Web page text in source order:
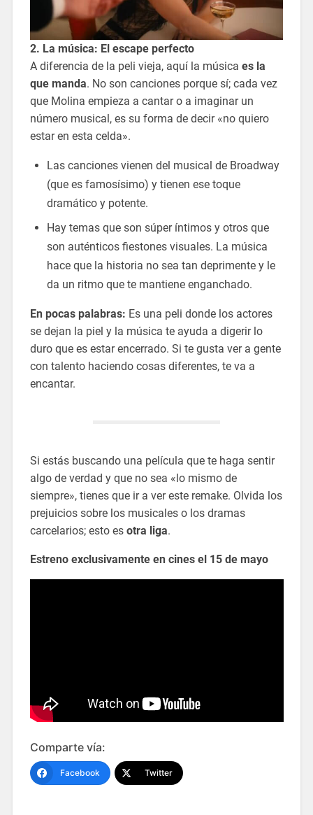
2. La música: El escape perfecto
A diferencia de la peli vieja, aquí la música es la
que manda. No son canciones porque sí; cada vez
que Molina empieza a cantar o a imaginar un
número musical, es su forma de decir «no quiero
estar en esta celda».
Las canciones vienen del musical de Broadway
(que es famosísimo) y tienen ese toque
dramático y potente.
Hay temas que son súper íntimos y otros que
son auténticos fiestones visuales. La música
hace que la historia no sea tan deprimente y le
da un ritmo que te mantiene enganchado.
En pocas palabras: Es una peli donde los actores
se dejan la piel y la música te ayuda a digerir lo
duro que es estar encerrado. Si te gusta ver a gente
con talento haciendo cosas diferentes, te va a
encantar.
Si estás buscando una película que te haga sentir
algo de verdad y que no sea «lo mismo de
siempre», tienes que ir a ver este remake. Olvida los
prejuicios sobre los musicales o los dramas
carcelarios; esto es otra liga.
Estreno exclusivamente en cines el 15 de mayo
Comparte vía:
Facebook Twitter